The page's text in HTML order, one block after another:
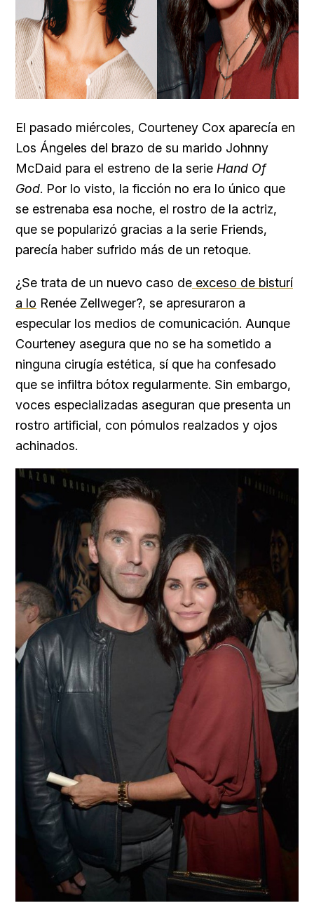
El pasado miércoles, Courteney Cox aparecía en
Los Ángeles del brazo de su marido Johnny
McDaid para el estreno de la serie Hand Of
God. Por lo visto, la ficción no era lo único que
se estrenaba esa noche, el rostro de la actriz,
que se popularizó gracias a la serie Friends,
parecía haber sufrido más de un retoque.
¿Se trata de un nuevo caso de exceso de bisturí
a lo Renée Zellweger?, se apresuraron a
especular los medios de comunicación. Aunque
Courteney asegura que no se ha sometido a
ninguna cirugía estética, sí que ha confesado
que se infiltra bótox regularmente. Sin embargo,
voces especializadas aseguran que presenta un
rostro artificial, con pómulos realzados y ojos
achinados.